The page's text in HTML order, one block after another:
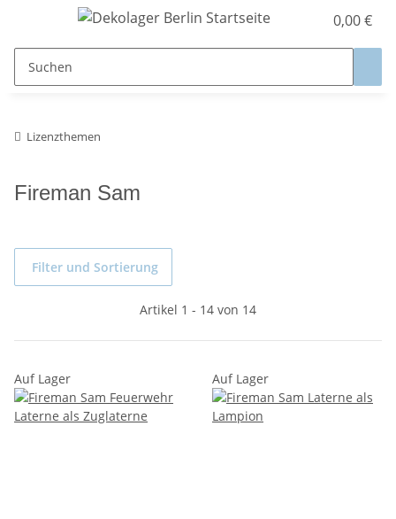
0,00 €
Lizenzthemen
Fireman Sam
Filter und Sortierung
Artikel 1 - 14 von 14
Auf Lager Auf Lager